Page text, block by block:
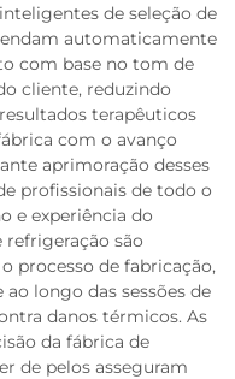
de seleção de
automaticamente
com base no tom de
cliente, reduzindo
terapêuticos
com o avanço
aprimoração desses
profissionais de todo o
e experiência do
refrigeração são
processo de fabricação,
longo das sessões de
danos térmicos. As
da fábrica de
de pelos asseguram